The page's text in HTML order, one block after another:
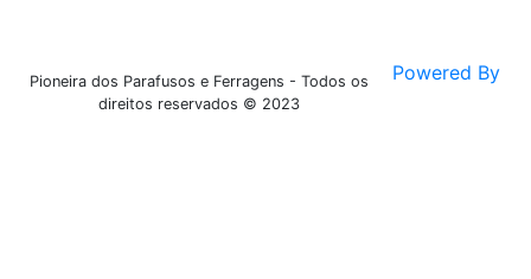
Pioneira dos Parafusos e Ferragens - Todos os
direitos reservados © 2023
Powered By